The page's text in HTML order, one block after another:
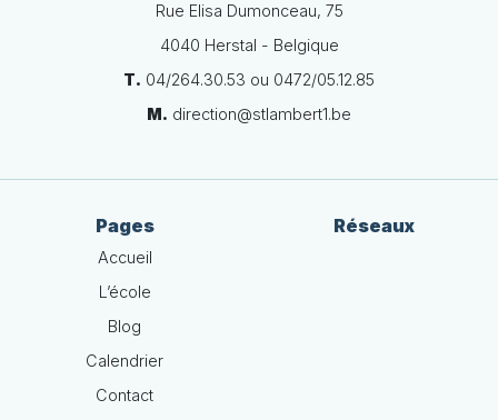
Rue Elisa Dumonceau, 75
4040 Herstal - Belgique
T. 04/264.30.53 ou 0472/05.12.85
M. direction@stlambert1.be
Pages
Accueil
L’école
Blog
Calendrier
Contact
Réseaux